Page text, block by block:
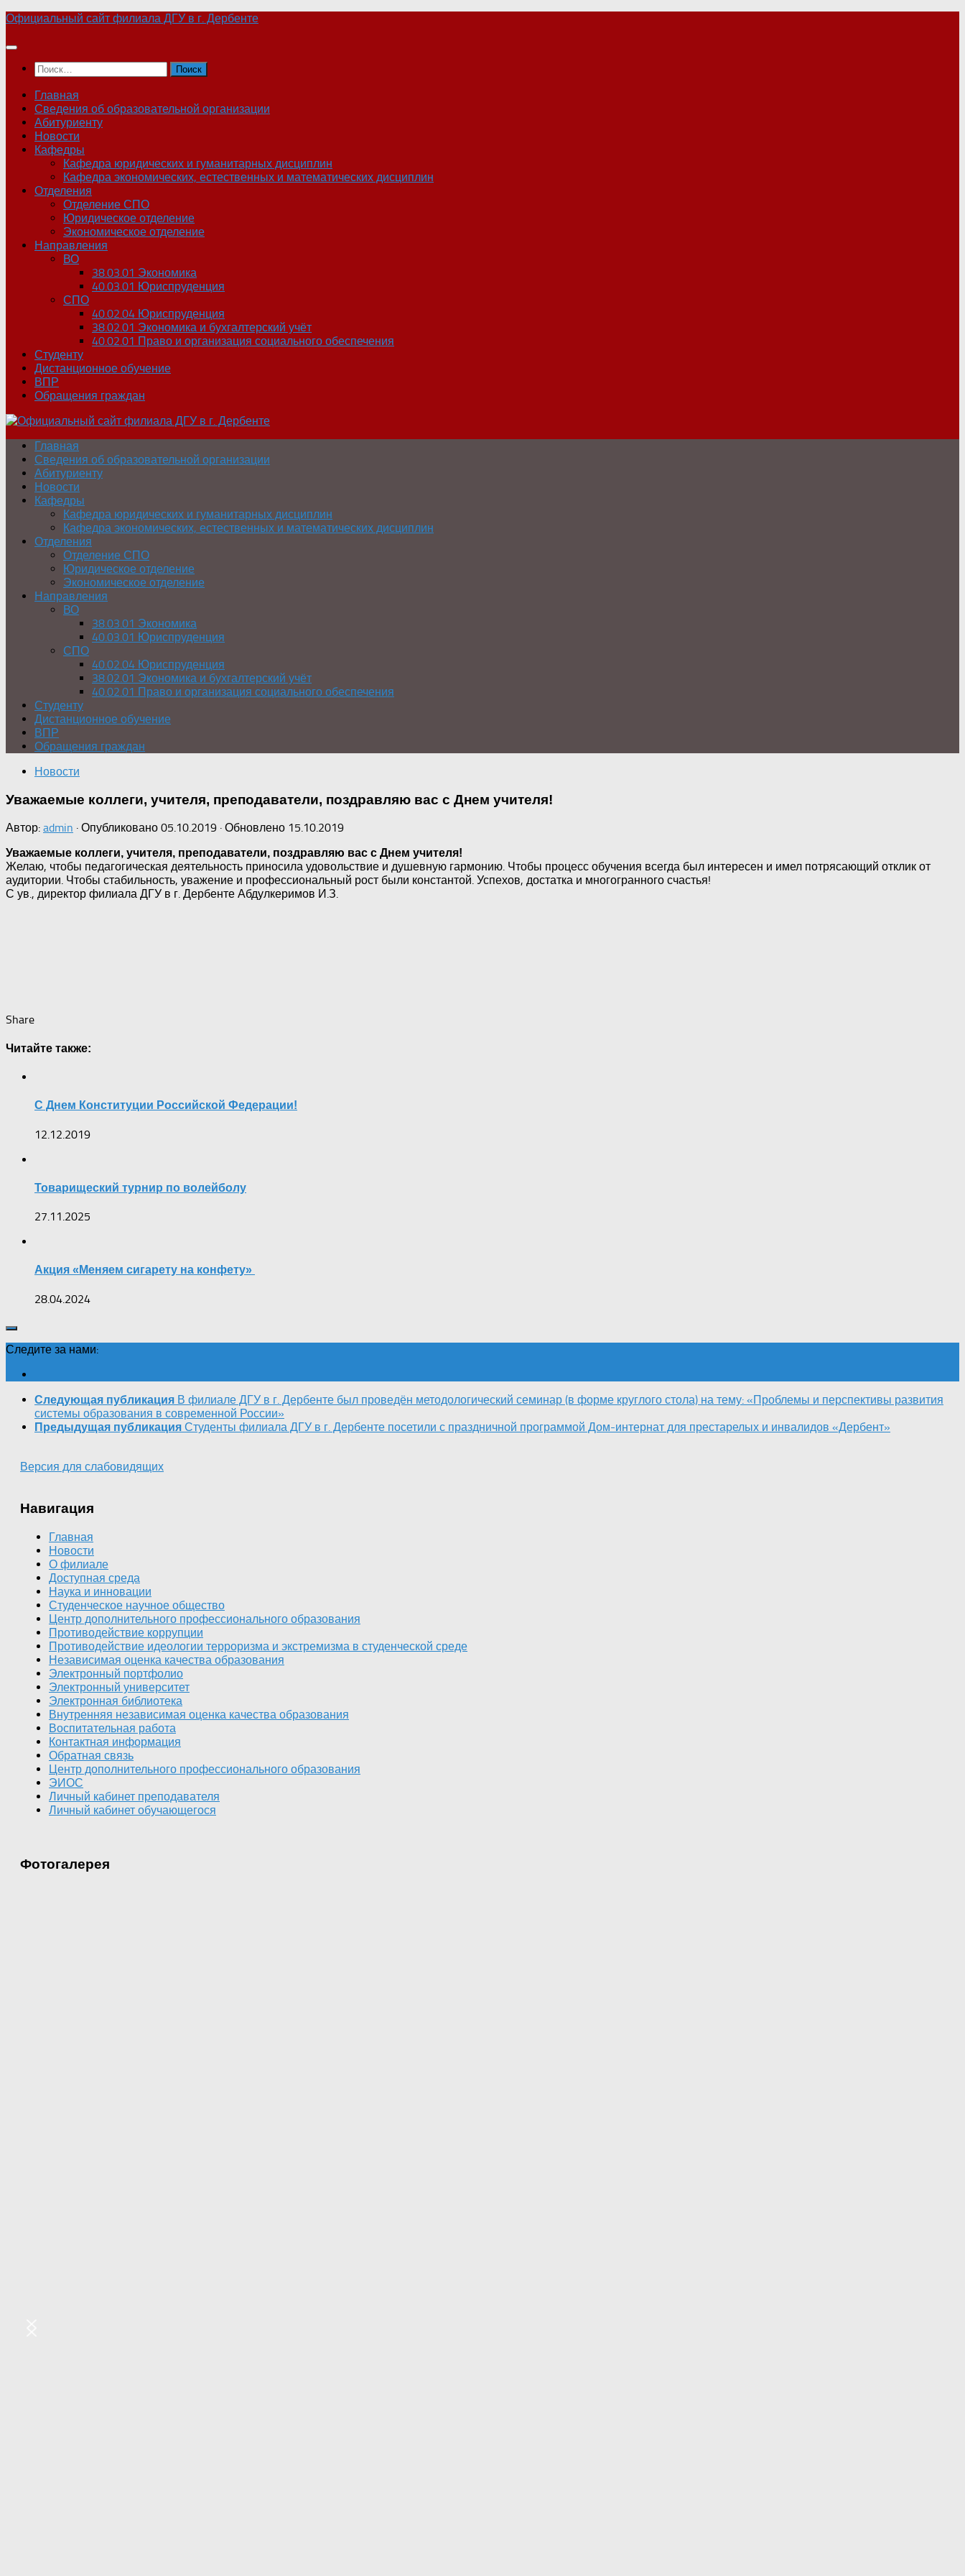
Skip
content
Официальный сайт филиала ДГУ в г. Дербенте
Найти:
Главная
Сведения об образовательной организации
Абитуриенту
Новости
Кафедры
Кафедра юридических и гуманитарных дисциплин
Кафедра экономических, естественных и математических дисциплин
Отделения
Отделение СПО
Юридическое отделение
Экономическое отделение
Направления
ВО
38.03.01 Экономика
40.03.01 Юриспруденция
СПО
40.02.04 Юриспруденция
38.02.01 Экономика и бухгалтерский учёт
40.02.01 Право и организация социального обеспечения
Студенту
Дистанционное обучение
ВПР
Обращения граждан
Главная
Сведения об образовательной организации
Абитуриенту
Новости
Кафедры
Кафедра юридических и гуманитарных дисциплин
Кафедра экономических, естественных и математических дисциплин
Отделения
Отделение СПО
Юридическое отделение
Экономическое отделение
Направления
ВО
38.03.01 Экономика
40.03.01 Юриспруденция
СПО
40.02.04 Юриспруденция
38.02.01 Экономика и бухгалтерский учёт
40.02.01 Право и организация социального обеспечения
Студенту
Дистанционное обучение
ВПР
Обращения граждан
Новости
Уважаемые коллеги, учителя, преподаватели, поздравляю вас c Днем учителя!
Автор: admin · Опубликовано 05.10.2019 · Обновлено 15.10.2019
Уважаемые коллеги, учителя, преподаватели, поздравляю вас c Днем учителя!
Желаю, чтобы педагогическая деятельность приносила удовольствие и душевную гармонию. Чтобы процесс обучения всегда был интересен и имел потрясающий отклик от
аудитории. Чтобы стабильность, уважение и профессиональный рост были константой. Успехов, достатка и многогранного счастья!
С ув., директор филиала ДГУ в г. Дербенте Абдулкеримов И.З.
Share
Читайте также:
С Днем Конституции Российской Федерации!
12.12.2019
Товарищеский турнир по волейболу
27.11.2025
Акция «Меняем сигарету на конфету»
28.04.2024
Следите за нами:
Следующая публикация В филиале ДГУ в г. Дербенте был проведён методологический семинар (в форме круглого стола) на тему: «Проблемы и перспективы развития
системы образования в современной России»
Предыдущая публикация Студенты филиала ДГУ в г. Дербенте посетили с праздничной программой Дом-интернат для престарелых и инвалидов «Дербент»
Версия для слабовидящих
Навигация
Главная
Новости
О филиале
Доступная среда
Наука и инновации
Студенческое научное общество
Центр дополнительного профессионального образования
Противодействие коррупции
Противодействие идеологии терроризма и экстремизма в студенческой среде
Независимая оценка качества образования
Электронный портфолио
Электронный университет
Электронная библиотека
Внутренняя независимая оценка качества образования
Воспитательная работа
Контактная информация
Обратная связь
Центр дополнительного профессионального образования
ЭИОС
Личный кабинет преподавателя
Личный кабинет обучающегося
Фотогалерея